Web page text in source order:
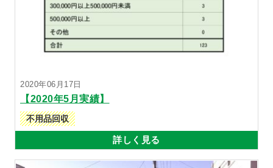
2020年06月17日
【2020年5月実績】
不用品回収
詳しく見る